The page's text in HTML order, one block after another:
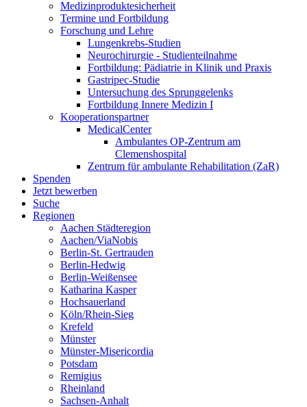
Medizinproduktesicherheit
Termine und Fortbildung
Forschung und Lehre
Lungenkrebs-Studien
Neurochirurgie - Studienteilnahme
Fortbildung: Pädiatrie in Klinik und Praxis
Gastripec-Studie
Untersuchung des Sprunggelenks
Fortbildung Innere Medizin I
Kooperationspartner
MedicalCenter
Ambulantes OP-Zentrum am
Clemenshospital
Zentrum für ambulante Rehabilitation (ZaR)
Spenden
Jetzt bewerben
Suche
Regionen
Aachen Städteregion
Aachen/ViaNobis
Berlin-St. Gertrauden
Berlin-Hedwig
Berlin-Weißensee
Katharina Kasper
Hochsauerland
Köln/Rhein-Sieg
Krefeld
Münster
Münster-Misericordia
Potsdam
Remigius
Rheinland
Sachsen-Anhalt